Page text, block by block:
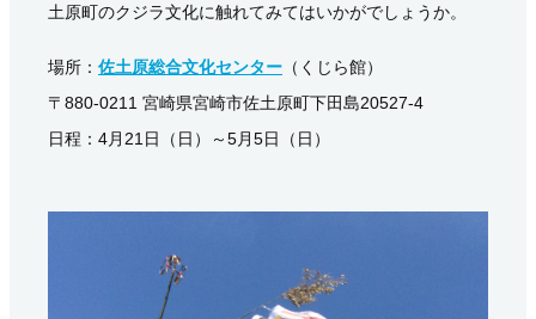
土原町のクジラ文化に触れてみてはいかがでしょうか。
場所： 佐土原総合文化センター （くじら館）
〒880-0211 宮崎県宮崎市佐土原町下田島20527-4
日程：4月21日（日）～5月5日（日）